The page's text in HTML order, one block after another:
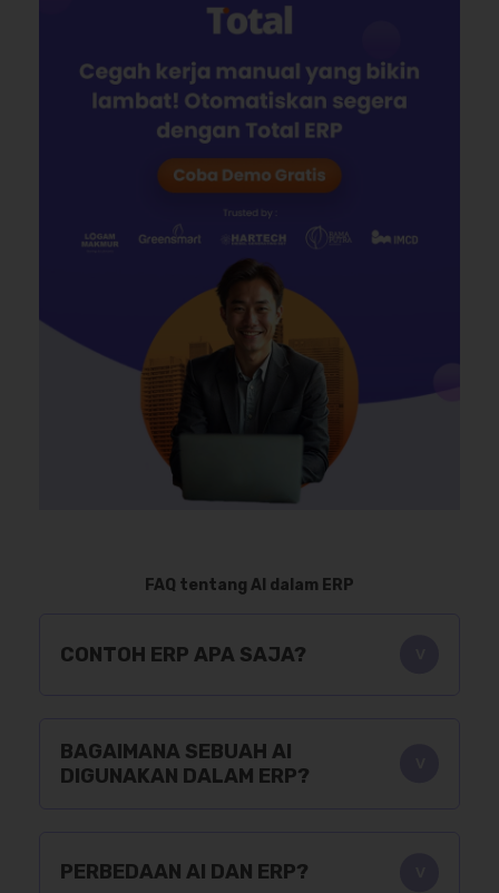
FAQ tentang AI dalam ERP
CONTOH ERP APA SAJA?
BAGAIMANA SEBUAH AI
DIGUNAKAN DALAM ERP?
PERBEDAAN AI DAN ERP?